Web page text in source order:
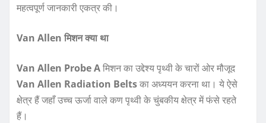
महत्वपूर्ण जानकारी एकत्र की।
Van Allen मिशन क्या था
Van Allen Probe Aमिशन का उद्देश्य पृथ्वी के चारों ओर मौजूद
Van Allen Radiation Beltsका अध्ययन करना था। ये ऐसे
क्षेत्र हैं जहाँ उच्च ऊर्जा वाले कण पृथ्वी के चुंबकीय क्षेत्र में फंसे रहते
हैं।